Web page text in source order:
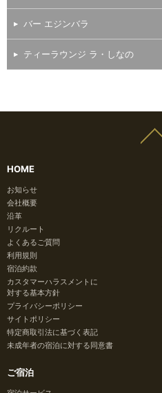
バー エジンバラ
ティーラウンジ ラ・しなの
HOME
お知らせ
会社概要
沿革
リクルート
よくあるご質問
利用規則
宿泊約款
カスタマーハラスメントに
対する基本方針
プライバシーポリシー
サイトポリシー
特定商取引法に基づく表記
未成年者の宿泊に対する同意書
ご宿泊